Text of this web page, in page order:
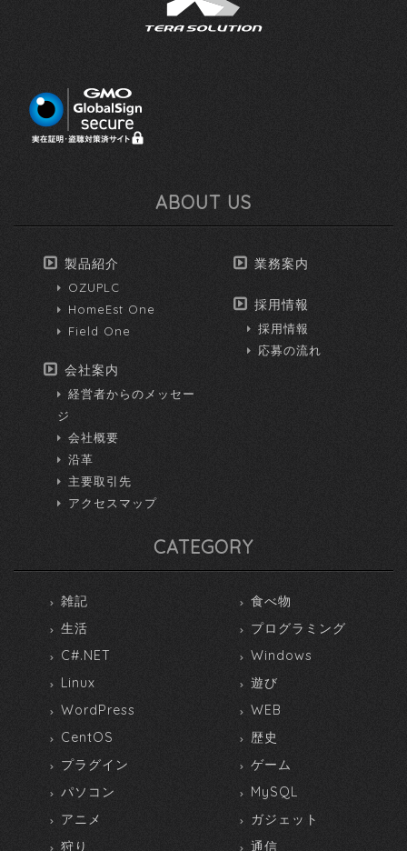
ABOUT US
製品紹介
OZUPLC
HomeEst One
Field One
会社案内
経営者からのメッセー
ジ
会社概要
沿革
主要取引先
アクセスマップ
業務案内
採用情報
採用情報
応募の流れ
CATEGORY
雑記
食べ物
生活
プログラミング
C#.NET
Windows
Linux
遊び
WordPress
WEB
CentOS
歴史
プラグイン
ゲーム
パソコン
MySQL
アニメ
ガジェット
狩り
通信